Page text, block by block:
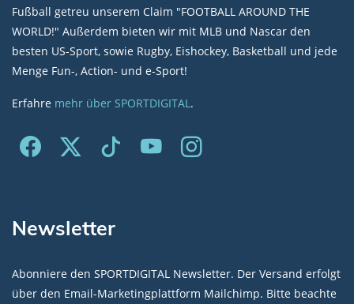
Fußball getreu unserem Claim "FOOTBALL AROUND THE
WORLD!" Außerdem bieten wir mit MLB und Nascar den
besten US-Sport, sowie Rugby, Eishockey, Basketball und jede
Menge Fun-, Action- und e-Sport!
Erfahre mehr über SPORTDIGITAL.
Newsletter
Abonniere den SPORTDIGITAL Newsletter. Der Versand erfolgt
über den Email-Marketingplattform Mailchimp. Bitte beachte